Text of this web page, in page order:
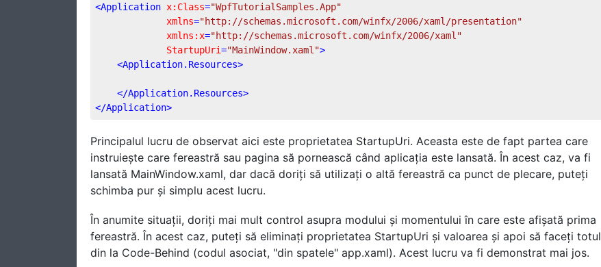
<Application x:Class="WpfTutorialSamples.App"
xmlns="http://schemas.microsoft.com/winfx/2006/xaml/presentation"
xmlns:x="http://schemas.microsoft.com/winfx/2006/xaml"
StartupUri="MainWindow.xaml">
<Application.Resources>
</Application.Resources>
</Application>
Principalul lucru de observat aici este proprietatea StartupUri. Aceasta este de fapt partea care
instruiește care fereastră sau pagina să pornească când aplicația este lansată. În acest caz, va fi
lansată MainWindow.xaml, dar dacă doriți să utilizați o altă fereastră ca punct de plecare, puteți
schimba pur și simplu acest lucru.
În anumite situații, doriți mai mult control asupra modului și momentului în care este afișată prima
fereastră. În acest caz, puteți să eliminați proprietatea StartupUri și valoarea și apoi să faceți totul
din la Code-Behind (codul asociat, "din spatele" app.xaml). Acest lucru va fi demonstrat mai jos.